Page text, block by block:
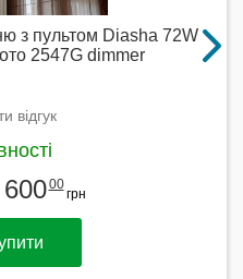
з пультом Diasha 72W
2547G dimmer
відгук
00
грн